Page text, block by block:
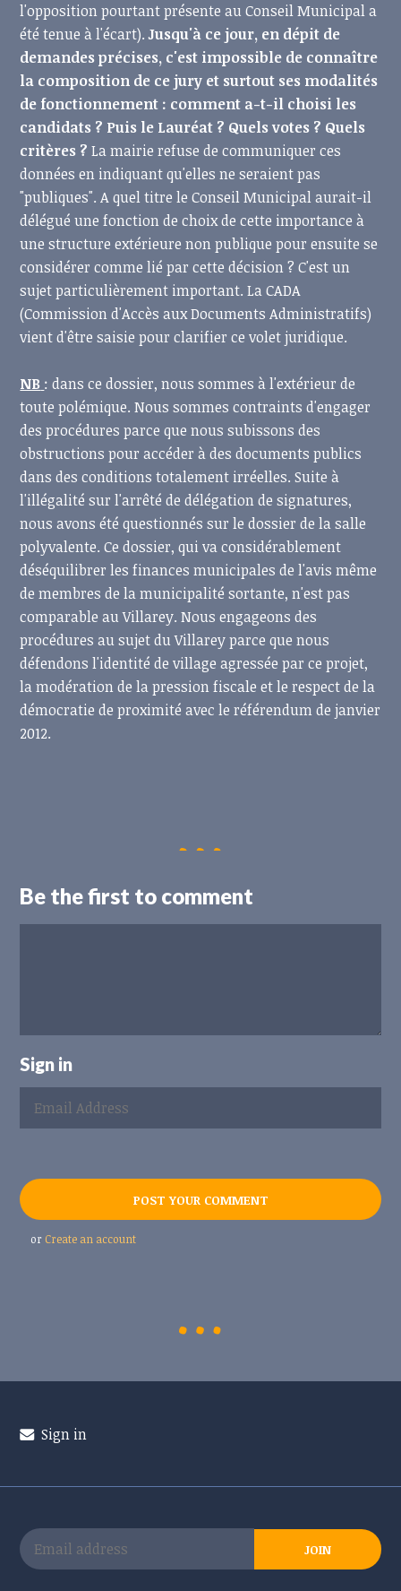
l'opposition pourtant présente au Conseil Municipal a
été tenue à l'écart).Jusqu'à ce jour, en dépit de
demandes précises, c'est impossible de connaître
la composition de ce jury et surtout ses modalités
de fonctionnement : comment a-t-il choisi les
candidats ? Puis le Lauréat ? Quels votes ? Quels
critères ? La mairie refuse de communiquer ces
données en indiquant qu'elles ne seraient pas
"publiques". A quel titre le Conseil Municipal aurait-il
délégué une fonction de choix de cette importance à
une structure extérieure non publique pour ensuite se
considérer comme lié par cette décision ? C'est un
sujet particulièrement important. La CADA
(Commission d'Accès aux Documents Administratifs)
vient d'être saisie pour clarifier ce volet juridique.
NB : dans ce dossier, nous sommes à l'extérieur de
toute polémique. Nous sommes contraints d'engager
des procédures parce que nous subissons des
obstructions pour accéder à des documents publics
dans des conditions totalement irréelles. Suite à
l'illégalité sur l'arrêté de délégation de signatures,
nous avons été questionnés sur le dossier de la salle
polyvalente. Ce dossier, qui va considérablement
déséquilibrer les finances municipales de l'avis même
de membres de la municipalité sortante, n'est pas
comparable au Villarey. Nous engageons des
procédures au sujet du Villarey parce que nous
défendons l'identité de village agressée par ce projet,
la modération de la pression fiscale et le respect de la
démocratie de proximité avec le référendum de janvier
2012.
Be the first to comment
Sign in
or Create an account
Sign in